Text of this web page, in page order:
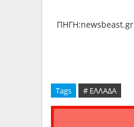
ΠΗΓΗ:newsbeast.gr
Tags # ΕΛΛΑΔΑ